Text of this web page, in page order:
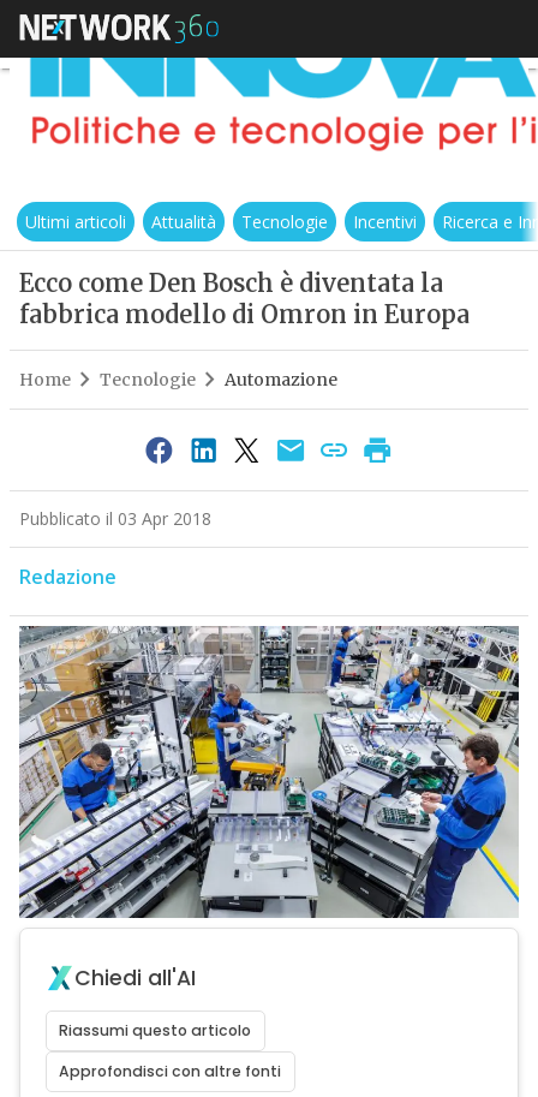
Ultimi articoli Attualità Tecnologie Incentivi Ricerca e
Ecco come Den Bosch è diventata la
fabbrica modello di Omron in Europa
Home Tecnologie Automazione
Pubblicato il 03 Apr 2018
Redazione
Chiedi all'AI
Riassumi questo articolo
Approfondisci con altre fonti